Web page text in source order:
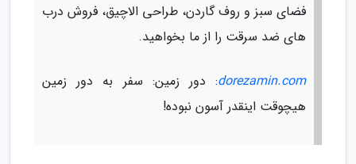
فضای سبز و روف گاردن، طراحی الاچیق، فروش درب
های ضد سرقت را از ما بخواهید.
dorezamin.com: دور زمین: سفر به دور زمین
هیچوقت اینقدر آسون نبوده!